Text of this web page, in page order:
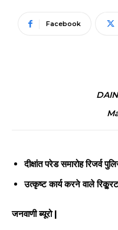
Facebook
दीक्षांत परेड समारोह रिजर्व
उत्कृष्ट कार्य करने वाले रिकू्रट
जनवाणी ब्यूरो |